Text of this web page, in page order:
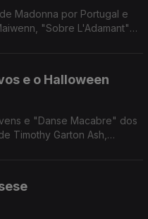
Madonna por Portugal e
"Sobre L'Adamant"
e o Halloween
e "Danse Macabre" dos
Timothy Garton Ash,